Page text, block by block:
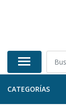
CATEGORÍAS